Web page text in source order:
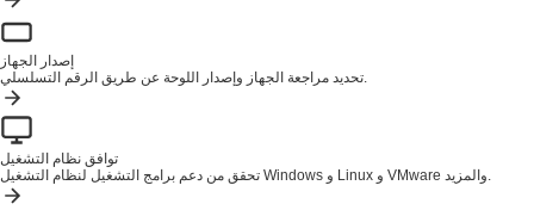
إصدار الجهاز
تحديد مراجعة الجهاز وإصدار اللوحة عن طريق الرقم التسلسلي.
توافق نظام التشغيل
تحقق من دعم برامج التشغيل لنظام التشغيل Windows و Linux و VMware والمزيد.